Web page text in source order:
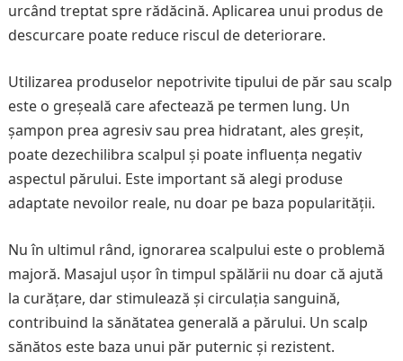
urcând treptat spre rădăcină. Aplicarea unui produs de
descurcare poate reduce riscul de deteriorare.
Utilizarea produselor nepotrivite tipului de păr sau scalp
este o greșeală care afectează pe termen lung. Un
șampon prea agresiv sau prea hidratant, ales greșit,
poate dezechilibra scalpul și poate influența negativ
aspectul părului. Este important să alegi produse
adaptate nevoilor reale, nu doar pe baza popularității.
Nu în ultimul rând, ignorarea scalpului este o problemă
majoră. Masajul ușor în timpul spălării nu doar că ajută
la curățare, dar stimulează și circulația sanguină,
contribuind la sănătatea generală a părului. Un scalp
sănătos este baza unui păr puternic și rezistent.